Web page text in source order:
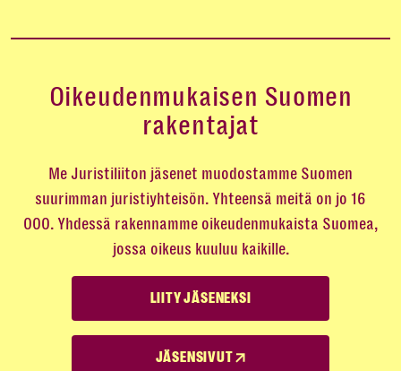
Oikeudenmukaisen Suomen
rakentajat
Me Juristiliiton jäsenet muodostamme Suomen
suurimman juristiyhteisön. Yhteensä meitä on jo 16
000. Yhdessä rakennamme oikeudenmukaista Suomea,
jossa oikeus kuuluu kaikille.
LIITY JÄSENEKSI
JÄSENSIVUT